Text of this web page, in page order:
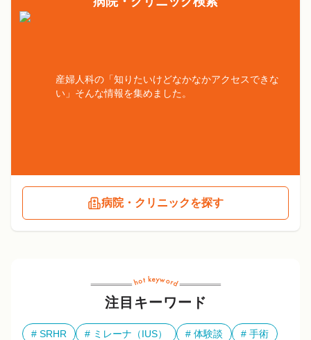
産婦人科の「知りたいけどなかなかアクセスできな
い」そんな情報を集めました。
病院・クリニックを探す
注目キーワード
SRHR ミレーナ（IUS） 体験談
手術